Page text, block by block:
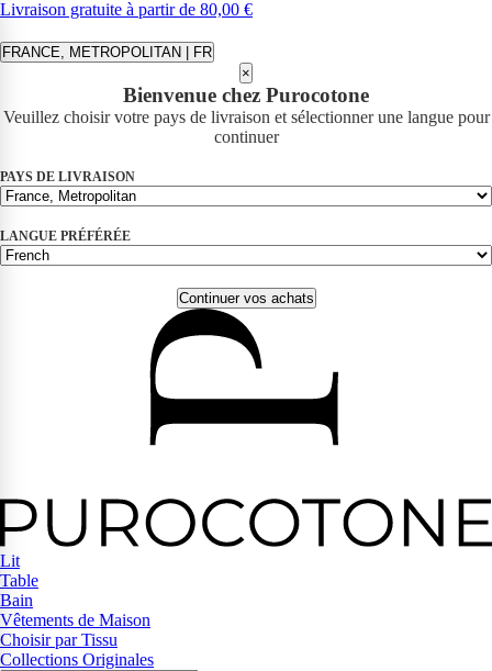
Livraison gratuite à partir de 80,00 €
FRANCE, METROPOLITAN | FR
×
Bienvenue chez Purocotone
Veuillez choisir votre pays de livraison et sélectionner une langue pour
continuer
PAYS DE LIVRAISON
LANGUE PRÉFÉRÉE
Continuer vos achats
Lit
Table
Bain
Vêtements de Maison
Choisir par Tissu
Collections Originales